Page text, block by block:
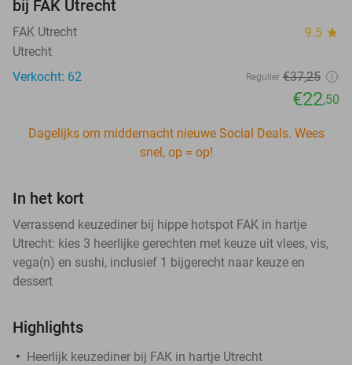
bij FAK Utrecht
FAK Utrecht 9.5 star
Utrecht
Verkocht: 62
Regulier €37,25
€22,50
Dagelijks om middernacht nieuwe Social Deals. Wees
snel, op = op!
In het kort
Verrassend keuzediner bij hippe hotspot FAK in hartje
Utrecht: kies 3 heerlijke gerechten met keuze uit vlees, vis,
vega(n) en sushi, inclusief 1 bijgerecht naar keuze en
dessert
Highlights
Heerlijk keuzediner bij FAK in hartje Utrecht